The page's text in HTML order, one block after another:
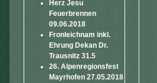
Herz Jesu
Feuerbrennen
09.06.2018
Fronleichnam inkl.
Ehrung Dekan Dr.
Trausnitz 31.5
26. Alpenregionsfest
Mayrhofen 27.05.2018